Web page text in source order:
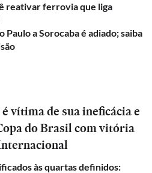
reativar ferrovia que liga
Paulo a Sorocaba é adiado; saiba
vítima de sua ineficácia e
do Brasil com vitória
às quartas definidos: